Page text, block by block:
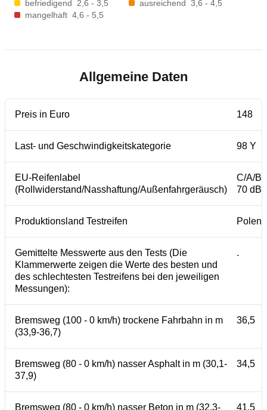
befriedigend 2,6 - 3,5 ausreichend
3,6 - 4,5
mangelhaft 4,6 - 5,5
Allgemeine Daten
Preis in Euro 148
Last- und Geschwindigkeitskategorie 98 Y
EU-Reifenlabel
(Rollwiderstand/Nasshaftung/Außenfahrgeräusch)
C/A/B
70 dB
Produktionsland Testreifen Polen
Gemittelte Messwerte aus den Tests (Die
Klammerwerte zeigen die Werte des besten und
des schlechtesten Testreifens bei den jeweiligen
Messungen):
.
Bremsweg (100 - 0 km/h) trockene Fahrbahn in m
(33,9-36,7)
36,5
Bremsweg (80 - 0 km/h) nasser Asphalt in m (30,1-
37,9)
34,5
Bremsweg (80 - 0 km/h) nasser Beton in m (32,3-
41,5